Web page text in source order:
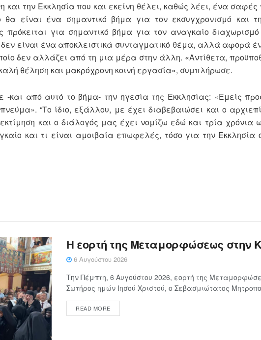
και την Εκκλησία που και εκείνη θέλει, καθώς λέει, ένα
είναι ένα σημαντικό βήμα για τον εκσυγχρονισμό και
πρόκειται για σημαντικό βήμα για τον αναγκαίο
είναι ένα αποκλειστικά συνταγματικό θέμα, αλλά αφορά
δεν αλλάζει από τη μια μέρα στην άλλη. «Αντίθετα,
καλή θέληση και μακρόχρονη κοινή εργασία», συμπλήρωσε.
-και από αυτό το βήμα- την ηγεσία της Εκκλησίας: «Εμείς
“Το ίδιο, εξάλλου, με έχει διαβεβαιώσει και ο
και ο διάλογός μας έχει νομίζω εδώ και τρία
και τι είναι αμοιβαία επωφελές, τόσο για την Εκκλησία
Η εορτή της Μεταμορφώσεως στην
6 Αυγούστου 2026
Την Πέμπτη, 6 Αυγούστου 2026, εορτή της
Σωτήρος ημών Ιησού Χριστού, ο Σεβασμιώτατος
READ MORE